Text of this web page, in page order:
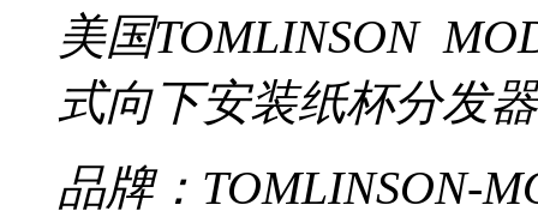
美国TOMLINSON
式向下安装纸杯分发器
品牌：TOMLINSON-